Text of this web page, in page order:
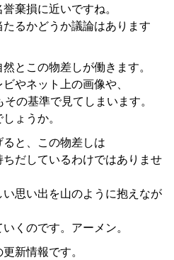
棄損に近いですね。
たるかどうか議論はあります
とこの物差しが働きます。
やネット上の画像や、
の基準で見てしまいます。
ょうか。
と、この物差しは
だしているわけではありませ
思い出を山のように抱えなが
くのです。アーメン。
新情報です。